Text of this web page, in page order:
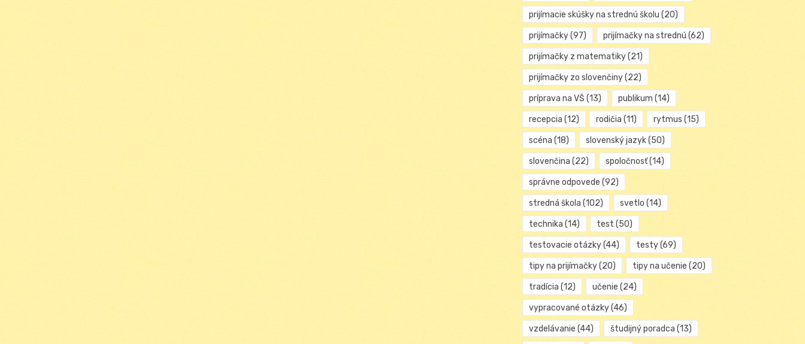
prijímacie skúšky na strednú školu (20)
prijímačky(97) prijímačky na strednú (62)
prijímačky z matematiky(21)
prijímačky zo slovenčiny(22)
príprava na VŠ (13) publikum (14)
recepcia (12) rodičia (11) rytmus (15)
scéna (18) slovenský jazyk(50)
slovenčina (22) spoločnosť(14)
správne odpovede (92)
stredná škola (102) svetlo (14)
technika (14) test (50)
testovacie otázky(44) testy(69)
tipy na prijímačky(20) tipy na učenie (20)
tradícia (12) učenie (24)
vypracované otázky(46)
vzdelávanie (44) študijný poradca (13)